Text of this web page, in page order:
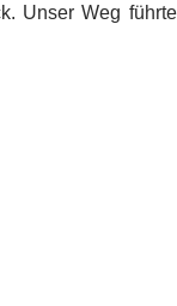
Unser Weg